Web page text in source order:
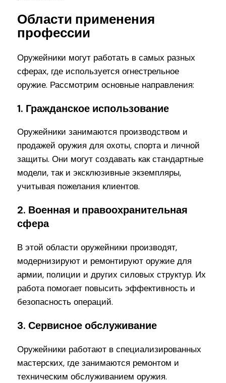
Области применения
профессии
Оружейники могут работать в самых разных
сферах, где используется огнестрельное
оружие. Рассмотрим основные направления:
1. Гражданское использование
Оружейники занимаются производством и
продажей оружия для охоты, спорта и личной
защиты. Они могут создавать как стандартные
модели, так и эксклюзивные экземпляры,
учитывая пожелания клиентов.
2. Военная и правоохранительная
сфера
В этой области оружейники производят,
модернизируют и ремонтируют оружие для
армии, полиции и других силовых структур. Их
работа помогает повысить эффективность и
безопасность операций.
3. Сервисное обслуживание
Оружейники работают в специализированных
мастерских, где занимаются ремонтом и
техническим обслуживанием оружия.